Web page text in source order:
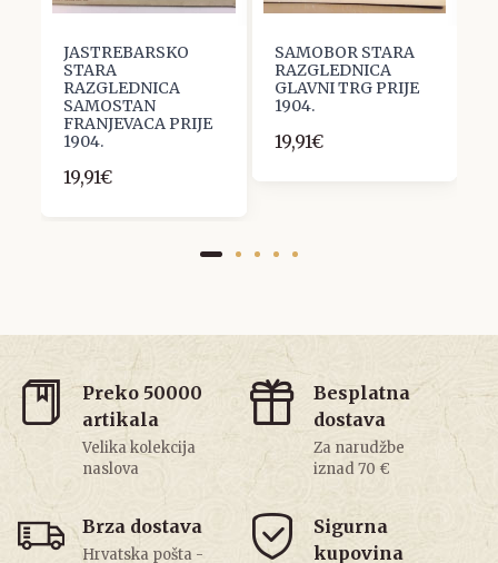
JASTREBARSKO
STARA
RAZGLEDNICA
SAMOSTAN
FRANJEVACA PRIJE
1904.
19,91€
SAMOBOR STARA
RAZGLEDNICA
GLAVNI TRG PRIJE
1904.
19,91€
Preko 50000
artikala
Velika kolekcija
naslova
Besplatna
dostava
Za narudžbe
iznad 70 €
Brza dostava
Hrvatska pošta -
Sigurna
kupovina